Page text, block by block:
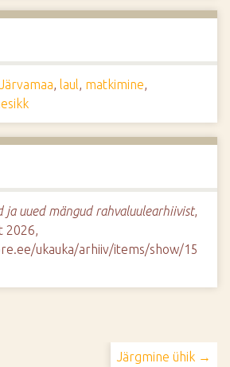
Järvamaa, laul, matkimine,
ja uued mängud rahvaluulearhiivist,
2026,
ukauka/arhiiv/items/show/15
Järgmine ühik →